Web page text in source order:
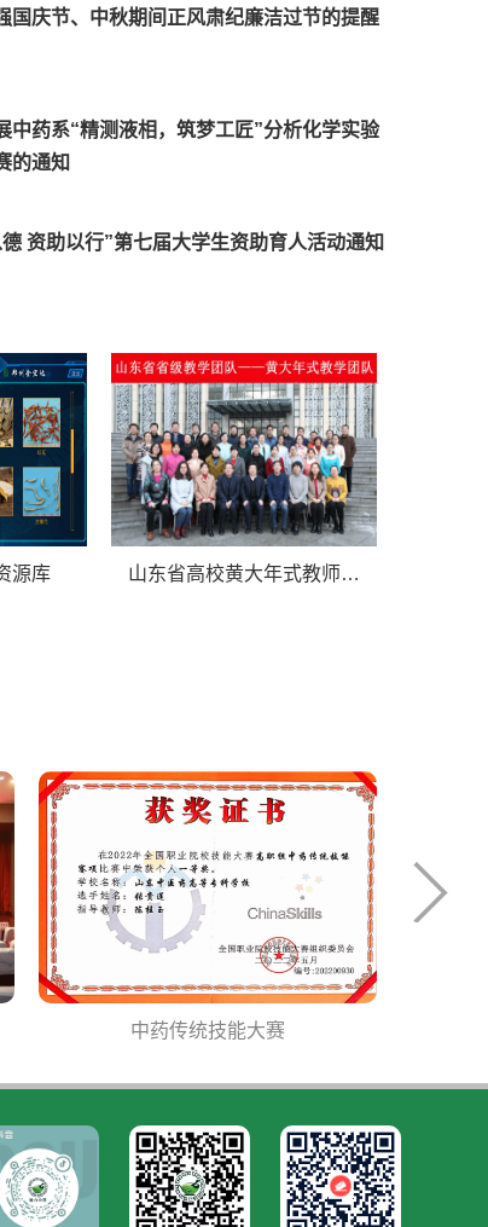
国庆节、中秋期间正风肃纪廉洁过节的提醒
中药系“精测液相，筑梦工匠”分析化学实验
的通知
资助以行”第七届大学生资助育人活动通知
源库 山东省高校黄大年式教师…
山东省职业院校技能大赛中药传统…